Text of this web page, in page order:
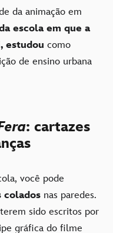
da animação em
escola em que a
estudou como
de ensino urbana
: cartazes
você pode
colados nas paredes.
sido escritos por
gráfica do filme